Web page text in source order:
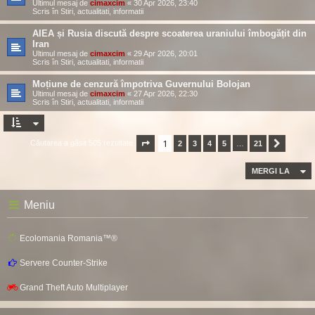
Ultimul mesaj de cimaxcim « 30 Apr 2026, 23:40
Scris în Stiri, actualitati, informatii
AIEA și Rusia discută despre scoaterea uraniului îmbogățit din
Iran
Ultimul mesaj de cimaxcim « 29 Apr 2026, 20:01
Scris în Stiri, actualitati, informatii
Moțiune de cenzură împotriva Guvernului Bolojan
Ultimul mesaj de cimaxcim « 27 Apr 2026, 22:30
Scris în Stiri, actualitati, informatii
Căutarea a găsit 505 rezultate Pagina 1din21
1 2 3 4 5 21
MERGI LA
Meniu
Ecolomania Romania™®
Servere Counter-Strike
Grand Theft Auto Multiplayer